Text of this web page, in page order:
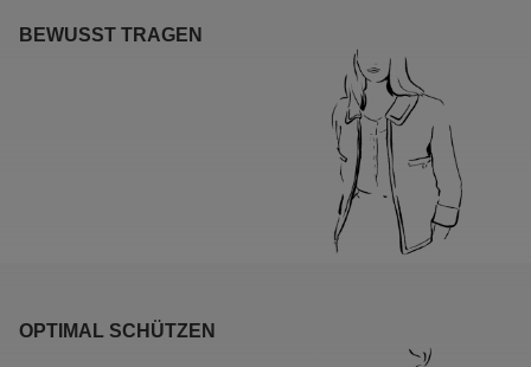
BEWUSST TRAGEN
OPTIMAL SCHÜTZEN